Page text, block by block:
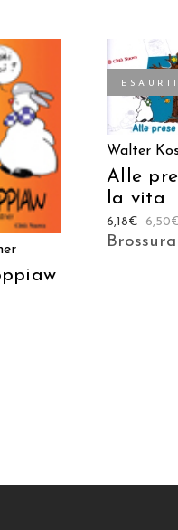
AL
Walter
Alle
la vita
6,50
6,18€
Brossura